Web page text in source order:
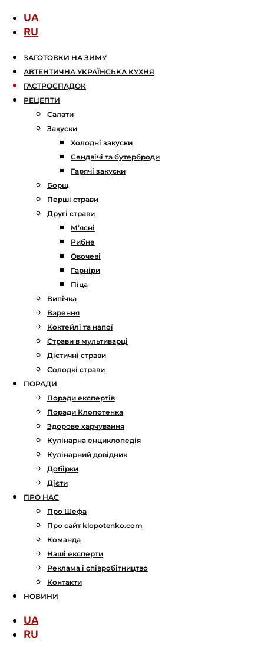
UA
RU
ЗАГОТОВКИ НА ЗИМУ
АВТЕНТИЧНА УКРАЇНСЬКА КУХНЯ
ГАСТРОСПАДОК
РЕЦЕПТИ
Салати
Закуски
Холодні закуски
Сендвічі та бутерброди
Гарячі закуски
Борщ
Перші страви
Другі страви
М’ясні
Рибне
Овочеві
Гарніри
Піца
Випічка
Варення
Коктейлі та напої
Страви в мультиварці
Дієтичні страви
Солодкі страви
ПОРАДИ
Поради експертів
Поради Клопотенка
Здорове харчування
Кулінарна енциклопедія
Кулінарний довідник
Добірки
Дієти
ПРО НАС
Про Шефа
Про сайт klopotenko.com
Команда
Наші експерти
Реклама і співробітництво
Контакти
НОВИНИ
UA
RU